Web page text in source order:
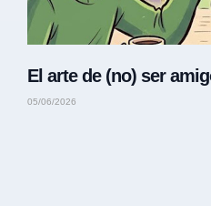
El arte de (no) ser
05/06/2026